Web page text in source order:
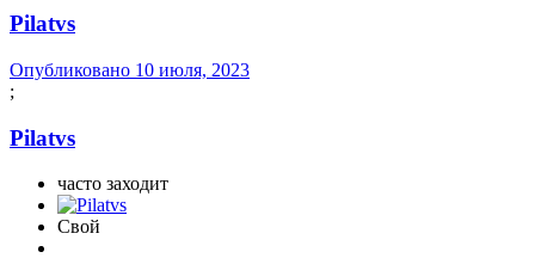
Pilatvs
Опубликовано 10 июля, 2023
;
Pilatvs
часто заходит
Свой